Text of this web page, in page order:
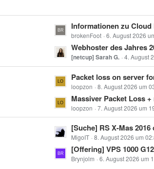
e
B
e
i
t
r
ä
g
e
L
e
t
z
t
e
B
e
i
r
g
Informationen zu
brokenFoot 6. August 2026
Webhoster des Jahres
[netcup] Sarah G. 4. August
L
e
t
z
t
e
B
e
i
Packet loss on server for
loopzon 8. August 2026 um
Massiver Packet Loss + neues
loopzon 7. August 2026 um
L
e
t
z
[Suche] RS X-Mas 2016 oder
MigoIT 8. August 2026 um
[Offering] VPS 1000 G12 iv Pro NUE
Brynjolm 6. August 2026 um